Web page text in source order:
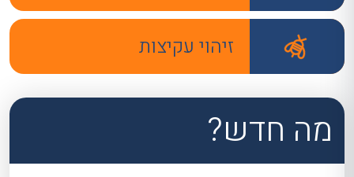
זיהוי עקיצות
מה חדש?